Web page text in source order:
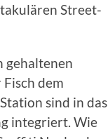
Street-
gehaltenen
dem
sind in das
integriert. Wie